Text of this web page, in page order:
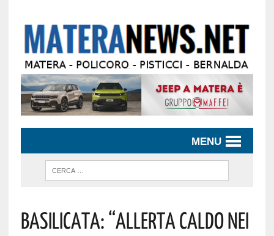
MENU
Basilicata: “allerta Caldo Nei